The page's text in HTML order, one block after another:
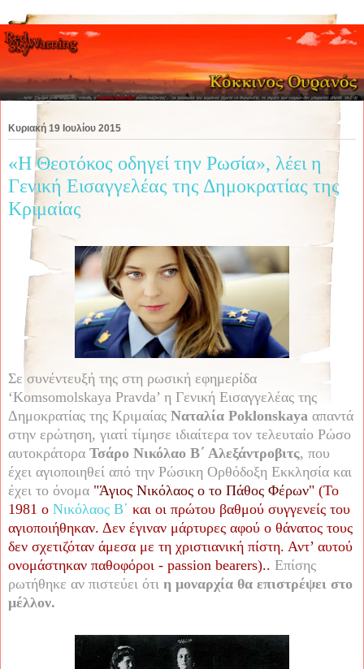
Κυριακή 19 Ιουλίου 2015
«Η Θεοτόκος οδηγεί την Ρωσία», λέει η
Γενική Εισαγγελέας της Δημοκρατίας της
Κριμαίας
Σε συνέντευξή της στη ρωσική εφημερίδα
‘Komsomolskaya Pravda’ η Γενική Εισαγγελέας της
Δημοκρατίας της Κριμαίας Ναταλία Poklonskaya απαντά
στην ερώτηση, γιατί τίμησε ιδιαίτερα τον τελευταίο Ρώσο
αυτοκράτορα Τσάρο Νικόλαο Β΄ Αλεξάντροβιτς, που
έχει αγιοποιηθεί από την Ρώσικη Ορθόδοξη Εκκλησία και
έχει το όνομα "Άγιος Νικόλαος ο το Πάθος Φέρων" (Το
1981 ο Νικόλαος Β΄ και οι πρώτου βαθμού συγγενείς του
αγιοποιήθηκαν. Δεν έγιναν μάρτυρες αφού ο θάνατος τους
δεν σχετιζόταν άμεσα με τη χριστιανική πίστη. Αντ’ αυτού
ονομάστηκαν παθοφόροι - passion bearers).. Επίσης
ρωτήθηκε αν πιστεύει ότι η μοναρχία θα επιστρέψει στο
μέλλον.